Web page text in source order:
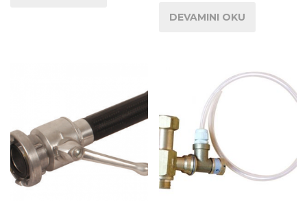
DEVAMINI OKU